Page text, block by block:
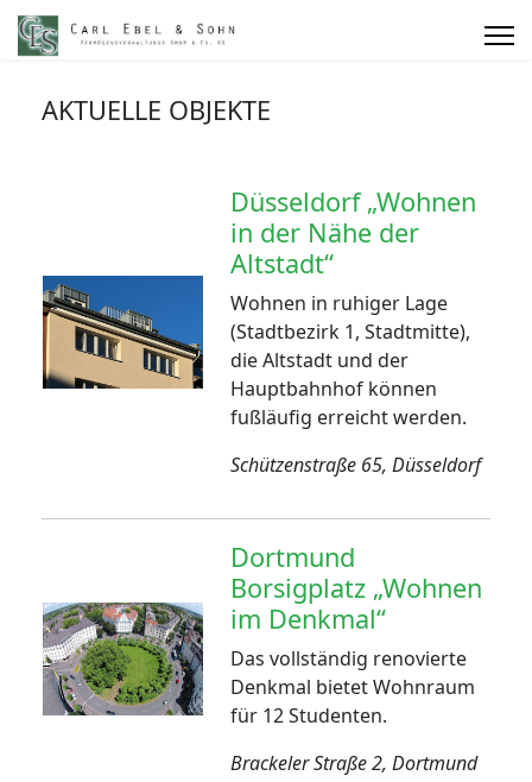
AKTUELLE OBJEKTE
Düsseldorf „Wohnen
in der Nähe der
Altstadt“
Wohnen in ruhiger Lage
(Stadtbezirk 1, Stadtmitte),
die Altstadt und der
Hauptbahnhof können
fußläufig erreicht werden.
Schützenstraße 65, Düsseldorf
Dortmund
Borsigplatz „Wohnen
im Denkmal“
Das vollständig renovierte
Denkmal bietet Wohnraum
für 12 Studenten.
Brackeler Straße 2, Dortmund